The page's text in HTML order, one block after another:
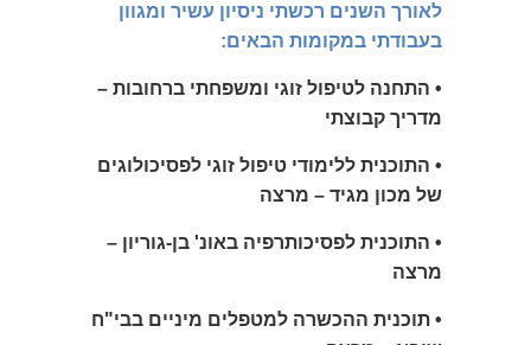
לאורך השנים רכשתי ניסיון עשיר ומגוון
בעבודתי במקומות הבאים:
• התחנה לטיפול זוגי ומשפחתי ברחובות –
מדריך קבוצתי
• התוכנית ללימודי טיפול זוגי לפסיכולוגים
של מכון מגיד – מרצה
• התוכנית לפסיכותרפיה באונ' בן-גוריון –
מרצה
• תוכנית ההכשרה למטפלים מיניים בבי"ח